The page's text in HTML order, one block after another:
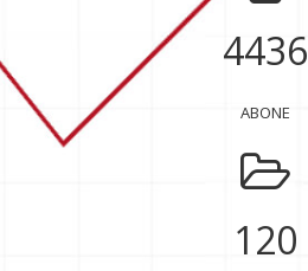
4436
ABONE
120